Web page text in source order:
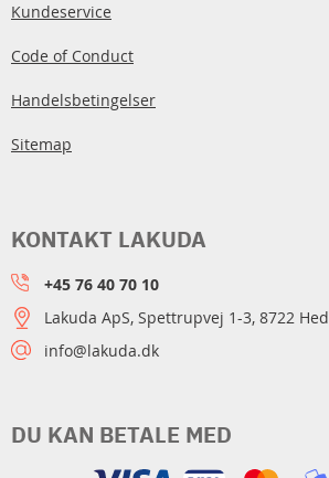
Kundeservice
Code of Conduct
Handelsbetingelser
Sitemap
DU KAN BETALE MED
KONTAKT LAKUDA
+45 76 40 70 10
Lakuda ApS, Spettrupvej 1-3, 8722
info@lakuda.dk